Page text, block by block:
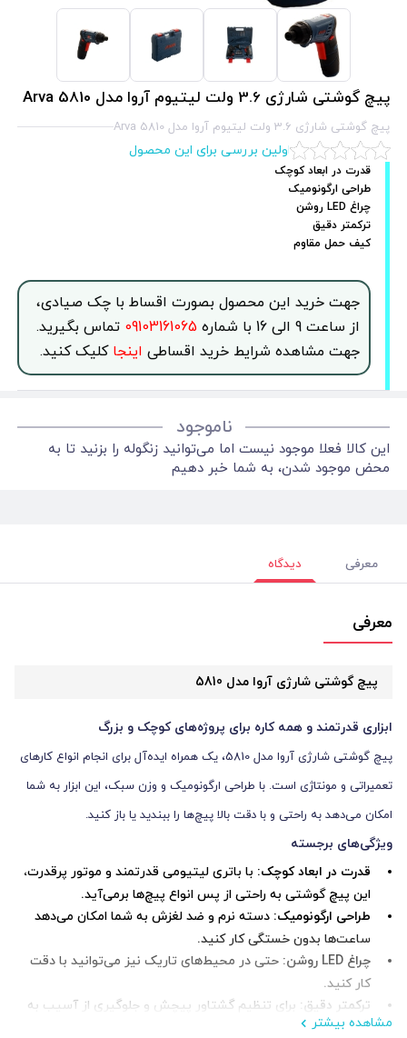
پیچ گوشتی شارژی 3.6 ولت لیتیوم آروا مدل 5810 Arva
پیچ گوشتی شارژی 3.6 ولت لیتیوم آروا مدل 5810 Arva
اولین بررسی برای این محصول
قدرت در ابعاد کوچک
طراحی ارگونومیک
چراغ LED روشن
ترکمتر دقیق
کیف حمل مقاوم
جهت خرید این محصول بصورت اقساط با چک صیادی،
از ساعت 9 الی 16 با شماره
09103161065 تماس بگیرید.
جهت مشاهده شرایط خرید اقساطی اینجاکلیک کنید.
ناموجود
این کالا فعلا موجود نیست اما می‌توانید زنگوله را بزنید تا به
محض موجود شدن، به شما خبر دهیم
معرفی دیدگاه
معرفی
پیچ گوشتی شارژی آروا مدل 5810
ابزاری قدرتمند و همه کاره برای پروژه‌های کوچک و بزرگ
پیچ گوشتی شارژی آروا مدل 5810، یک همراه ایده‌آل برای انجام انواع کارهای
تعمیراتی و مونتاژی است. با طراحی ارگونومیک و وزن سبک، این ابزار به شما
امکان می‌دهد به راحتی و با دقت بالا پیچ‌ها را ببندید یا باز کنید.
ویژگی‌های برجسته
قدرت در ابعاد کوچک: با باتری لیتیومی قدرتمند و موتور پرقدرت،
این پیچ گوشتی به راحتی از پس انواع پیچ‌ها برمی‌آید.
طراحی ارگونومیک: دسته نرم و ضد لغزش به شما امکان می‌دهد
ساعت‌ها بدون خستگی کار کنید.
چراغ LED روشن:
حتی در محیط‌های تاریک نیز می‌توانید با دقت
کار کنید.
ترکمتر دقیق: برای تنظیم گشتاور پیچش و جلوگیری از آسیب به
پیچ یا قطعه کار.
مشاهده بیشتر